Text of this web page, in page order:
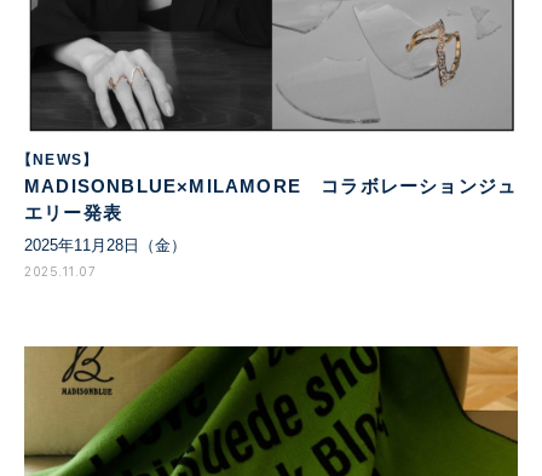
【NEWS】
MADISONBLUE×MILAMORE コラボレーションジュ
エリー発表
2025年11月28日（金）
2025.11.07